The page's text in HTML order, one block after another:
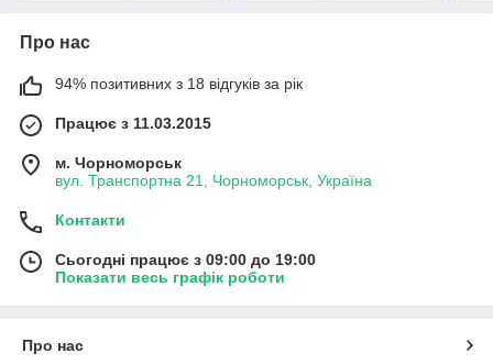
Про нас
94% позитивних з 18 відгуків за рік
Працює з 11.03.2015
м. Чорноморськ
вул. Транспортна 21, Чорноморськ, Україна
Контакти
Сьогодні працює з 09:00 до 19:00
Показати весь графік роботи
Про нас